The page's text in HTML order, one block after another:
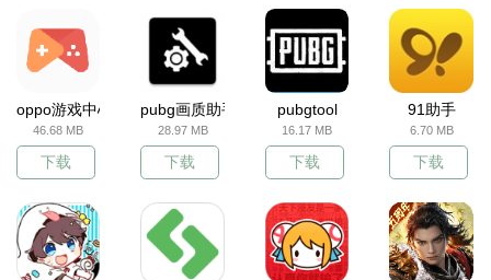
oppo游戏中心
46.68 MB
下载
pubg画质助手
28.97 MB
下载
pubgtool
16.17 MB
下载
91助手
6.70 MB
下载